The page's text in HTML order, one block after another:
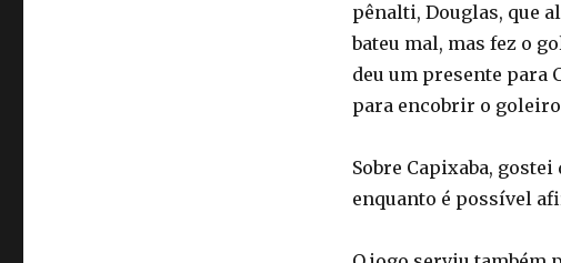
pênalti, Douglas, que
bateu mal, mas fez o
deu um presente para
para encobrir o
Sobre Capixaba,
enquanto é possível